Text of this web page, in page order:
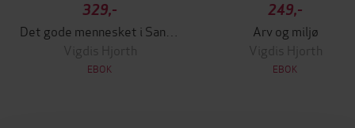
329,-
Vigdis Hjorth
EBOK
249,-
Arv og miljø
Vigdis Hjorth
EBOK